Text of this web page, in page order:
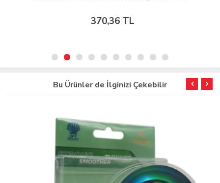
370,36 TL
Bu Ürünler de İlginizi Çekebilir